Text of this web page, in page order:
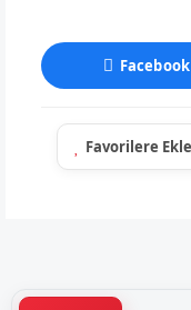
Facebook